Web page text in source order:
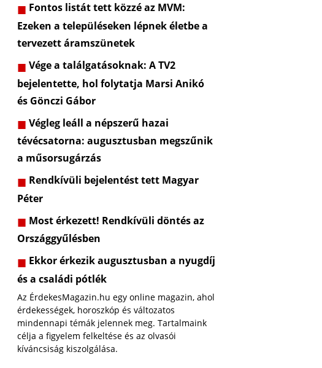
Fontos listát tett közzé az MVM:
Ezeken a településeken lépnek életbe a
tervezett áramszünetek
Vége a találgatásoknak: A TV2
bejelentette, hol folytatja Marsi Anikó
és Gönczi Gábor
Végleg leáll a népszerű hazai
tévécsatorna: augusztusban megszűnik
a műsorsugárzás
Rendkívüli bejelentést tett Magyar
Péter
Most érkezett! Rendkívüli döntés az
Országgyűlésben
Ekkor érkezik augusztusban a nyugdíj
és a családi pótlék
Az ÉrdekesMagazin.hu egy online magazin, ahol
érdekességek, horoszkóp és változatos
mindennapi témák jelennek meg. Tartalmaink
célja a figyelem felkeltése és az olvasói
kíváncsiság kiszolgálása.